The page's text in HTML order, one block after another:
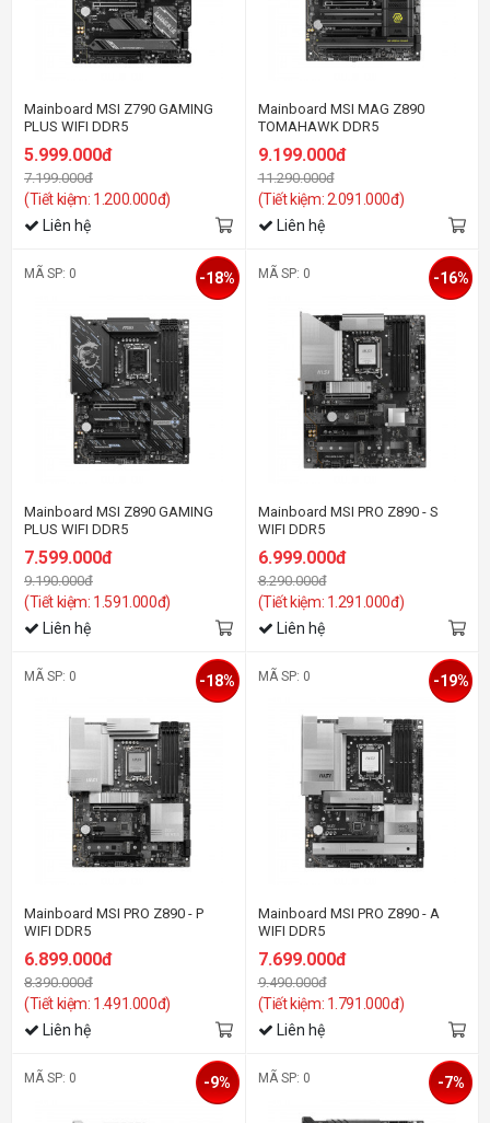
Mainboard MSI Z790 GAMING
PLUS WIFI DDR5
5.999.000đ
7.199.000đ
(Tiết kiệm: 1.200.000đ)
Liên hệ
Mainboard MSI MAG Z890
TOMAHAWK DDR5
9.199.000đ
11.290.000đ
(Tiết kiệm: 2.091.000đ)
Liên hệ
MÃ SP: 0
Mainboard MSI Z890 GAMING
PLUS WIFI DDR5
7.599.000đ
9.190.000đ
(Tiết kiệm: 1.591.000đ)
-18%
Liên hệ
MÃ SP: 0
Mainboard MSI PRO Z890 - S
WIFI DDR5
6.999.000đ
8.290.000đ
(Tiết kiệm: 1.291.000đ)
-16%
Liên hệ
MÃ SP: 0
Mainboard MSI PRO Z890 - P
WIFI DDR5
6.899.000đ
8.390.000đ
(Tiết kiệm: 1.491.000đ)
-18%
Liên hệ
MÃ SP: 0
Mainboard MSI PRO Z890 - A
WIFI DDR5
7.699.000đ
9.490.000đ
(Tiết kiệm: 1.791.000đ)
-19%
Liên hệ
MÃ SP: 0 -9% MÃ SP: 0 -7%